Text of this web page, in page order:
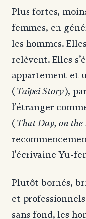
Plus fortes,
femmes, en
les hommes.
relèvent. Elles
appartement et
(Taïpei Story),
l’étranger
(That Day, on the
l’écrivaine Yu-
Plutôt bornés,
et
sans fond, les